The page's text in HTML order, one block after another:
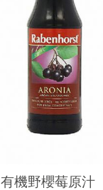
有機野櫻莓原汁